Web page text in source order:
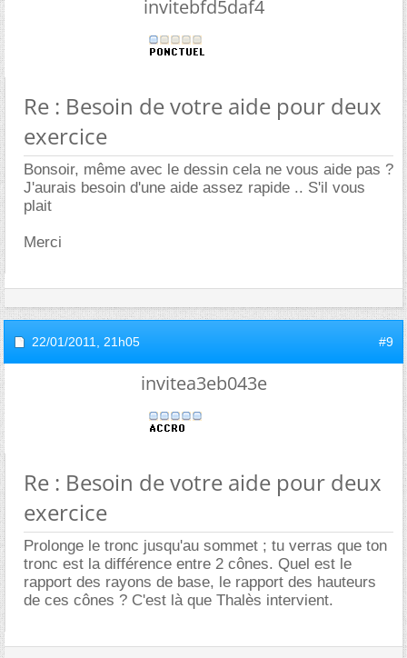
invitebfd5daf4
Re : Besoin de votre aide pour deux
exercice
Bonsoir, même avec le dessin cela ne vous aide pas ?
J'aurais besoin d'une aide assez rapide .. S'il vous
plait
Merci
22/01/2011, 21h05 #9
invitea3eb043e
Re : Besoin de votre aide pour deux
exercice
Prolonge le tronc jusqu'au sommet ; tu verras que ton
tronc est la différence entre 2 cônes. Quel est le
rapport des rayons de base, le rapport des hauteurs
de ces cônes ? C'est là que Thalès intervient.